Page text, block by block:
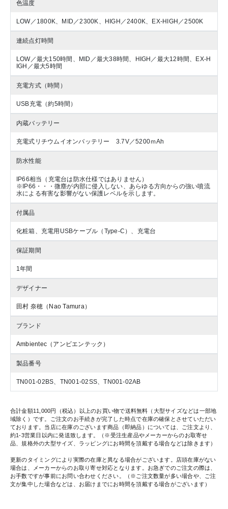
色温度
LOW／1800K、MID／2300K、HIGH／2400K、EX-HIGH／2500K
連続点灯時間
LOW／最大150時間、MID／最大38時間、HIGH／最大12時間、EX-H
IGH／最大5時間
充電方式（時間）
USB充電（約5時間）
内蔵バッテリー
充電式リチウムイオンバッテリー 3.7V／5200ｍAh
防水性能
IP66相当（充電台は防水仕様ではありません）
※IP66・・・微塵が内部に侵入しない、あらゆる方向からの強い噴流
水による有害な影響がない保護レベルを示します。
付属品
化粧箱、充電用USBケーブル（Type-C）、充電台
保証期間
1年間
デザイナー
田村 奈穂（Nao Tamura）
ブランド
Ambientec（アンビエンテック）
製品番号
TN001-02BS、TN001-02SS、TN001-02AB
合計金額11,000円（税込）以上のお買い物で送料無料（大型サイズなどは一部地
域除く）です。ご注文のお手続きが完了した時点で在庫の確保とさせていただい
ております。当店に在庫のございます商品（即納品）については、ご注文より、
約1-3営業日以内に発送致します。（※受注生産品やメーカーからのお取寄せ
品、規格外の大型サイズ、ラッピングにお時間を頂戴する場合などは除きます）
更新のタイミングにより実際の在庫と異なる場合がございます。店頭在庫がない
場合は、メーカーからのお取り寄せ対応となります。お急ぎでのご注文の際は、
お手数ですが事前にお問い合わせください。（※ご注文数量が多い場合や、ご注
文が集中した場合などは、お届けまでにお時間を頂戴する場合がございます）